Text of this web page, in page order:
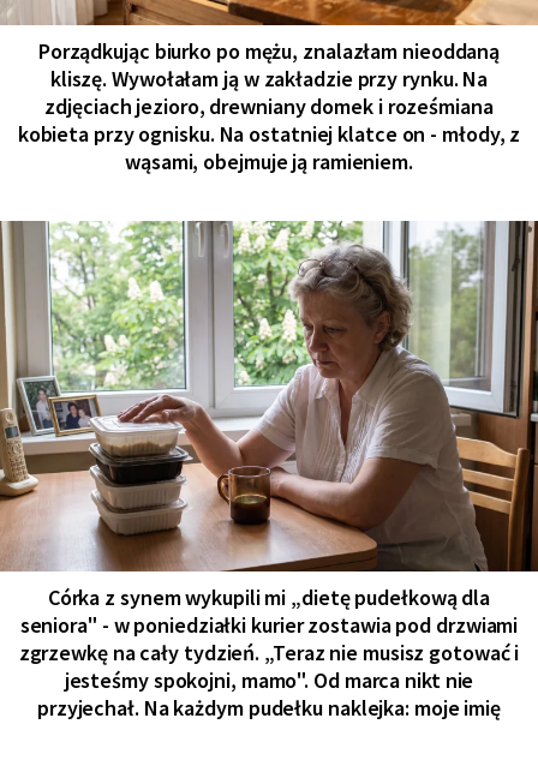
Porządkując biurko po mężu, znalazłam nieoddaną
kliszę. Wywołałam ją w zakładzie przy rynku. Na
zdjęciach jezioro, drewniany domek i roześmiana
kobieta przy ognisku. Na ostatniej klatce on - młody, z
wąsami, obejmuje ją ramieniem.
Córka z synem wykupili mi „dietę pudełkową dla
seniora" - w poniedziałki kurier zostawia pod drzwiami
zgrzewkę na cały tydzień. „Teraz nie musisz gotować i
jesteśmy spokojni, mamo". Od marca nikt nie
przyjechał. Na każdym pudełku naklejka: moje imię